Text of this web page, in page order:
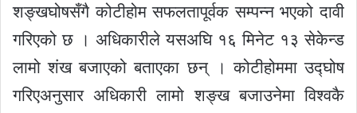
शङ्खघोषसँगै कोटीहोम सफलतापूर्वक सम्पन्न भएको दावी
गरिएको छ । अधिकारीले यसअघि १६ मिनेट १३ सेकेन्ड
लामो शंख बजाएको बताएका छन् । कोटीहोममा उद्घोष
गरिएअनुसार अधिकारी लामो शङ्ख बजाउनेमा विश्वकै